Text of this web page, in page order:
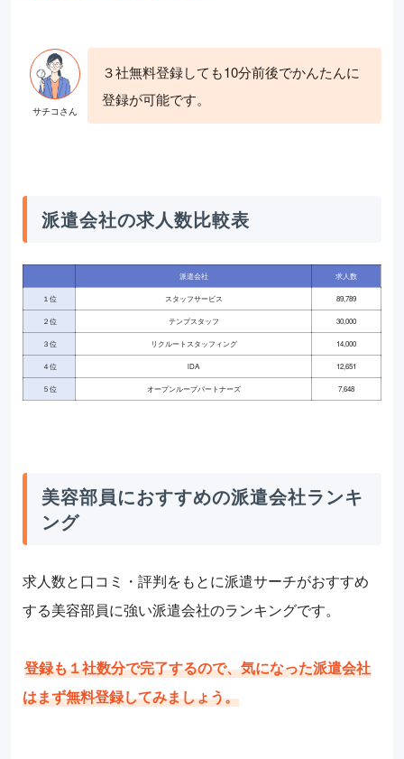
３社無料登録しても10分前後でかんたんに
登録が可能です。
派遣会社の求人数比較表
派遣会社 求人数
１位 スタッフサービス 89,789
２位 テンプスタッフ 30,000
３位 リクルートスタッフィング 14,000
４位 iDA 12,651
５位 オープンループパートナーズ 7,648
美容部員におすすめの派遣会社ランキ
ング
求人数と口コミ・評判をもとに派遣サーチがおすすめ
する美容部員に強い派遣会社のランキングです。
登録も１社数分で完了するので、気になった派遣会社
はまず無料登録してみましょう。